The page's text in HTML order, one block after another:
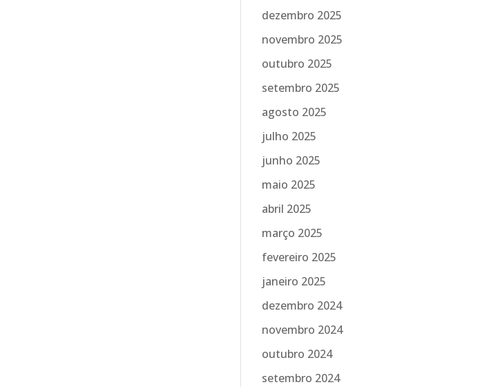
dezembro 2025
novembro 2025
outubro 2025
setembro 2025
agosto 2025
julho 2025
junho 2025
maio 2025
abril 2025
março 2025
fevereiro 2025
janeiro 2025
dezembro 2024
novembro 2024
outubro 2024
setembro 2024